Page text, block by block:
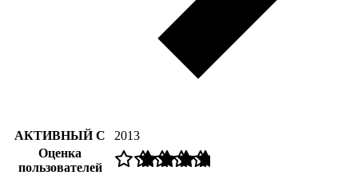
АКТИВНЫЙ С
2013
Оценка
пользователей